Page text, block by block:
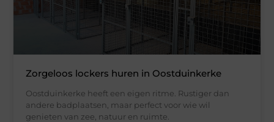
Zorgeloos lockers huren in Oostduinkerke
Oostduinkerke heeft een eigen ritme. Rustiger dan
andere badplaatsen, maar perfect voor wie wil
genieten van zee, natuur en ruimte.